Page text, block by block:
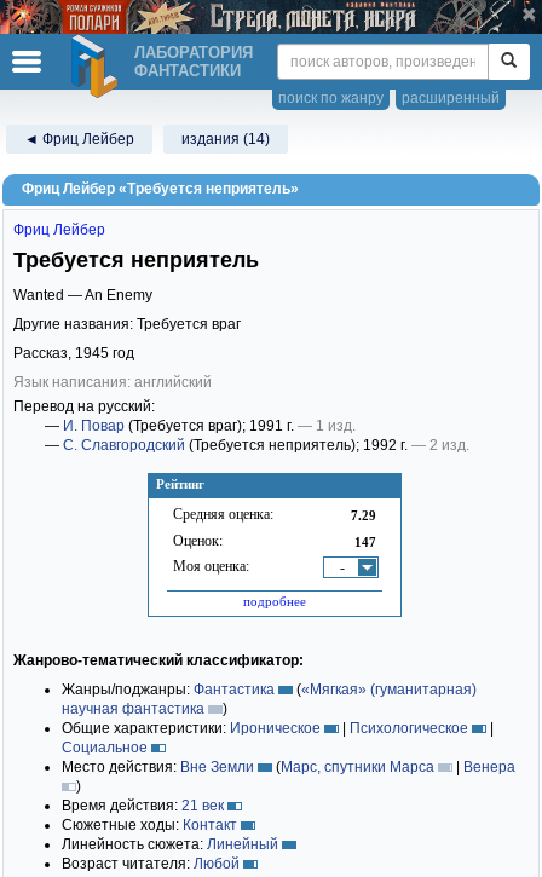
ЛАБОРАТОРИЯ
ФАНТАСТИКИ
расширенный
поиск по жанру
◄ Фриц Лейбер издания (14)
Фриц Лейбер «Требуется неприятель»
Рейтинг
Средняя оценка: 7.29
Оценок: 147
Моя оценка: -
подробнее
Фриц Лейбер
Требуется неприятель
Wanted — An Enemy
Другие названия: Требуется враг
Рассказ, 1945 год
Язык написания: английский
Перевод на русский:
— И. Повар (Требуется враг); 1991 г. — 1 изд.
— С. Славгородский (Требуется неприятель); 1992 г. — 2 изд.
Жанрово-тематический классификатор:
Жанры/поджанры: Фантастика («Мягкая» (гуманитарная)
научная фантастика
)
Общие характеристики: Ироническое | Психологическое
|
Социальное
Место действия: Вне Земли (Марс, спутники Марса | Венера
)
Время действия: 21 век
Сюжетные ходы: Контакт
Линейность сюжета: Линейный
Возраст читателя: Любой